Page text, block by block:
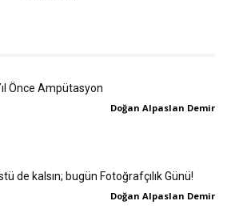
Önce Ampütasyon
Doğan Alpaslan Demir
de kalsın; bugün Fotoğrafçılık Günü!
Doğan Alpaslan Demir